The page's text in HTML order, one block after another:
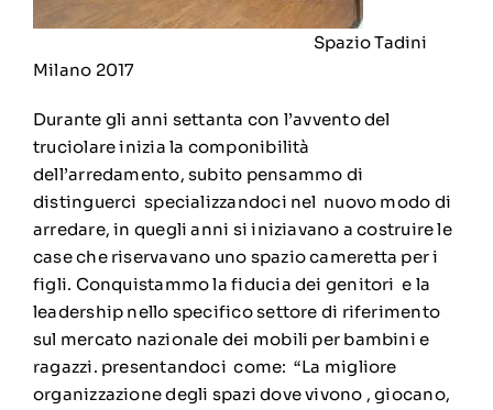
Spazio Tadini
Milano 2017
Durante gli anni settanta con l’avvento del
truciolare inizia la componibilità
dell’arredamento, subito pensammo di
distinguerci specializzandoci nel nuovo modo di
arredare, in quegli anni si iniziavano a costruire le
case che riservavano uno spazio cameretta per i
figli. Conquistammo la fiducia dei genitori e la
leadership nello specifico settore di riferimento
sul mercato nazionale dei mobili per bambini e
ragazzi. presentandoci come: “La migliore
organizzazione degli spazi dove vivono , giocano,